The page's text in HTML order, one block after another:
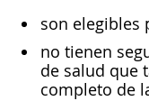
son elegibles
no tienen
de salud que
completo de